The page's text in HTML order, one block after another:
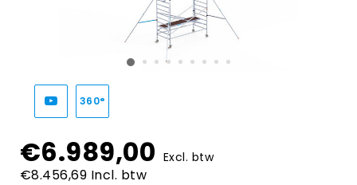
360°
€6.989,00 Excl. btw
€8.456,69 Incl. btw